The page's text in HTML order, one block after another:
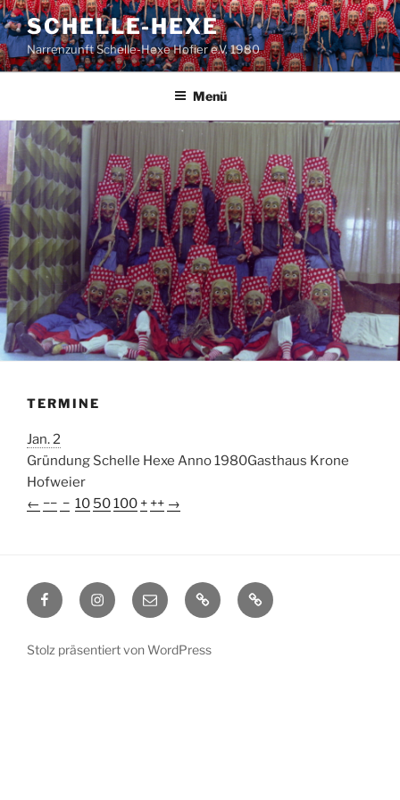
Zum
Inhalt
springen
SCHELLE-HEXE
Narrenzunft Schelle-Hexe Hofier e.V. 1980
Menü
TERMINE
Jan. 2
Gründung Schelle Hexe Anno 1980Gasthaus Krone
Hofweier
← −− − 10 50100 + ++ →
FacebookInstagram
E-
Mail
DatenschutzImpressum
Stolz präsentiert von WordPress